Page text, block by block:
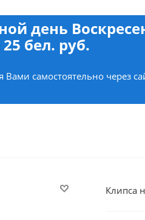
день
бел. руб.
самостоятельно через
Клипса